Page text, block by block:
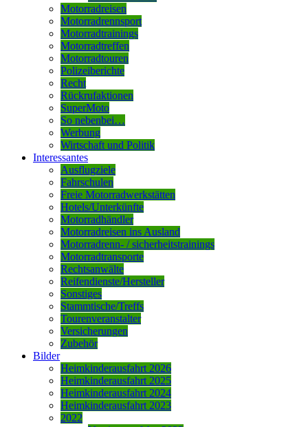
Motorradreisen
Motorradrennsport
Motorradtrainings
Motorradtreffen
Motorradtouren
Polizeiberichte
Recht
Rückrufaktionen
SuperMoto
So nebenbei…
Werbung
Wirtschaft und Politik
Interessantes
Ausflugziele
Fahrschulen
Freie Motorradwerkstätten
Hotels/Unterkünfte
Motorradhändler
Motorradreisen ins Ausland
Motorradrenn- / sicherheitstrainings
Motorradtransporte
Rechtsanwälte
Reifendienste/Hersteller
Sonstiges
Stammtische/Treffs
Tourenveranstalter
Versicherungen
Zubehör
Bilder
Heimkinderausfahrt 2026
Heimkinderausfahrt 2025
Heimkinderausfahrt 2024
Heimkinderausfahrt 2023
2022